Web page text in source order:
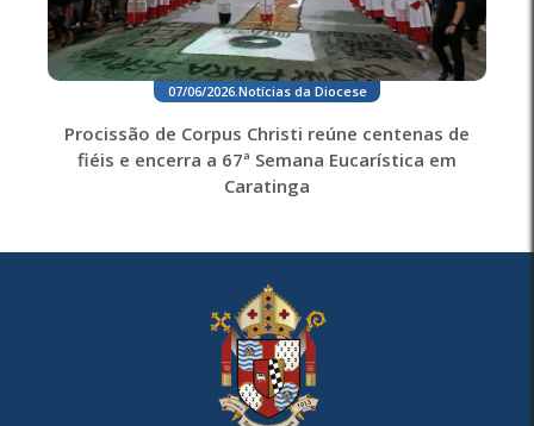
07/06/2026.Notícias da Diocese
Procissão de Corpus Christi reúne centenas de
fiéis e encerra a 67ª Semana Eucarística em
Caratinga